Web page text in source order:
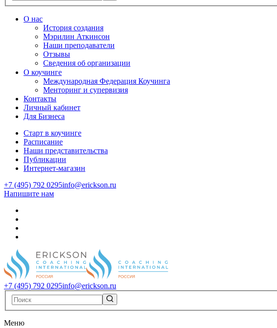
О нас
История создания
Мэрилин Аткинсон
Наши преподаватели
Отзывы
Сведения об организации
О коучинге
Международная Федерация Коучинга
Менторинг и супервизия
Контакты
Личный кабинет
Для Бизнеса
Старт в коучинге
Расписание
Наши представительства
Публикации
Интернет-магазин
+7 (495) 792 0295info@erickson.ru
Напишите нам
+7 (495) 792 0295info@erickson.ru
Меню